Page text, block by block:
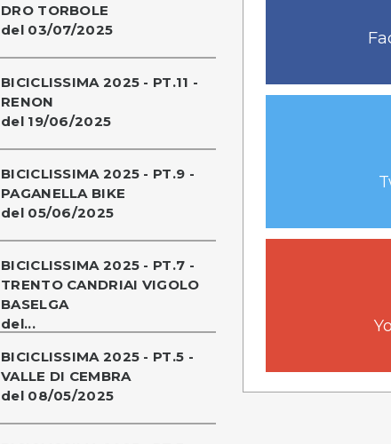
DRO TORBOLE
del 03/07/2025
BICICLISSIMA 2025 - PT.11 -
RENON
del 19/06/2025
BICICLISSIMA 2025 - PT.9 -
PAGANELLA BIKE
del 05/06/2025
BICICLISSIMA 2025 - PT.7 -
TRENTO CANDRIAI VIGOLO
BASELGA
del...
BICICLISSIMA 2025 - PT.5 -
VALLE DI CEMBRA
del 08/05/2025